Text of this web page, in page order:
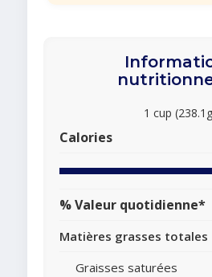
1 cup
Calories
% Valeur quotidienne*
Matières grasses totales
Graisses saturées